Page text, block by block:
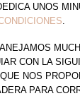
UNOS
CON LA
QUE NOS
PARA